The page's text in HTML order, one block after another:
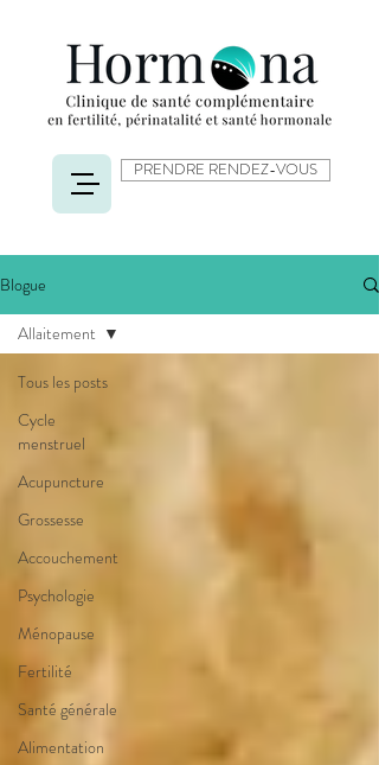
PRENDRE RENDEZ-VOUS
Blogue
Tous les posts
Cycle
menstruel
Acupuncture
Grossesse
Accouchement
Psychologie
Ménopause
Fertilité
Santé générale
Alimentation
Allaitement